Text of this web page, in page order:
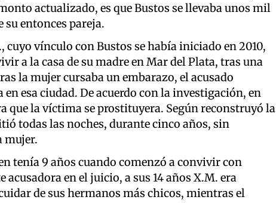
actualizado, es que Bustos se llevaba unos mil
entonces pareja.
vínculo con Bustos se había iniciado en 2010,
a la casa de su madre en Mar del Plata, tras una
la mujer cursaba un embarazo, el acusado
esa ciudad. De acuerdo con la investigación, en
que la víctima se prostituyera. Según reconstruyó la
todas las noches, durante cinco años, sin
mujer.
tenía 9 años cuando comenzó a convivir con
en el juicio, a sus 14 años X.M. era
de sus hermanos más chicos, mientras el